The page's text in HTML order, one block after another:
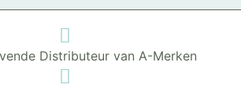
Distributeur van A-Merken